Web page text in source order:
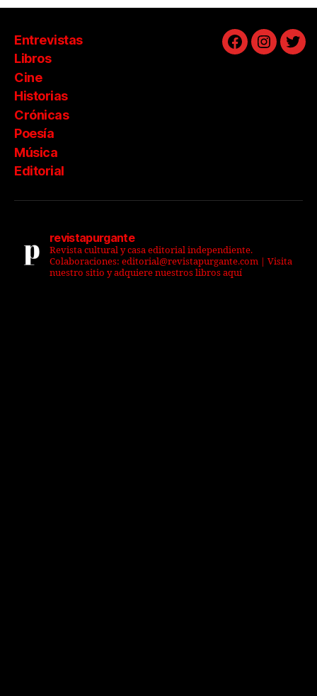
Entrevistas
Libros
Cine
Historias
Crónicas
Poesía
Música
Editorial
Facebook
revistapurgante
Revista cultural y casa editorial independiente.
Colaboraciones: editorial@revistapurgante.com | Visita
nuestro sitio y adquiere nuestros libros aquí